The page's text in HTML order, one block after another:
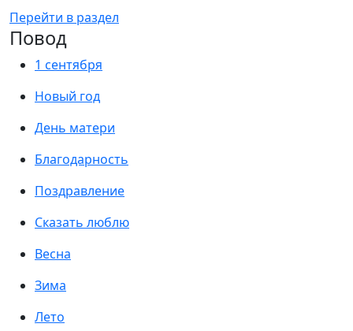
Перейти в раздел
Повод
1 сентября
Новый год
День матери
Благодарность
Поздравление
Сказать люблю
Весна
Зима
Лето